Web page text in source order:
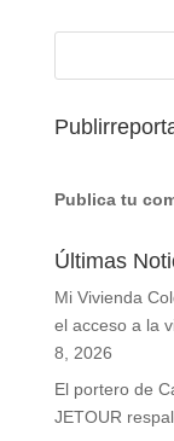
Publica tu
Últimas
Mi Vivienda
el acceso a la
8, 2026
El portero de
JETOUR